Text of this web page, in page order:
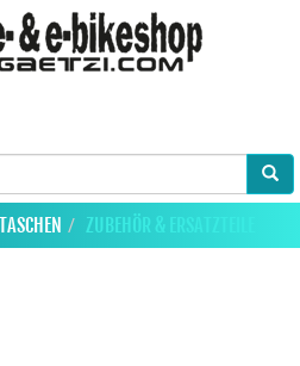
TASCHEN ZUBEHÖR & ERSATZTEILE